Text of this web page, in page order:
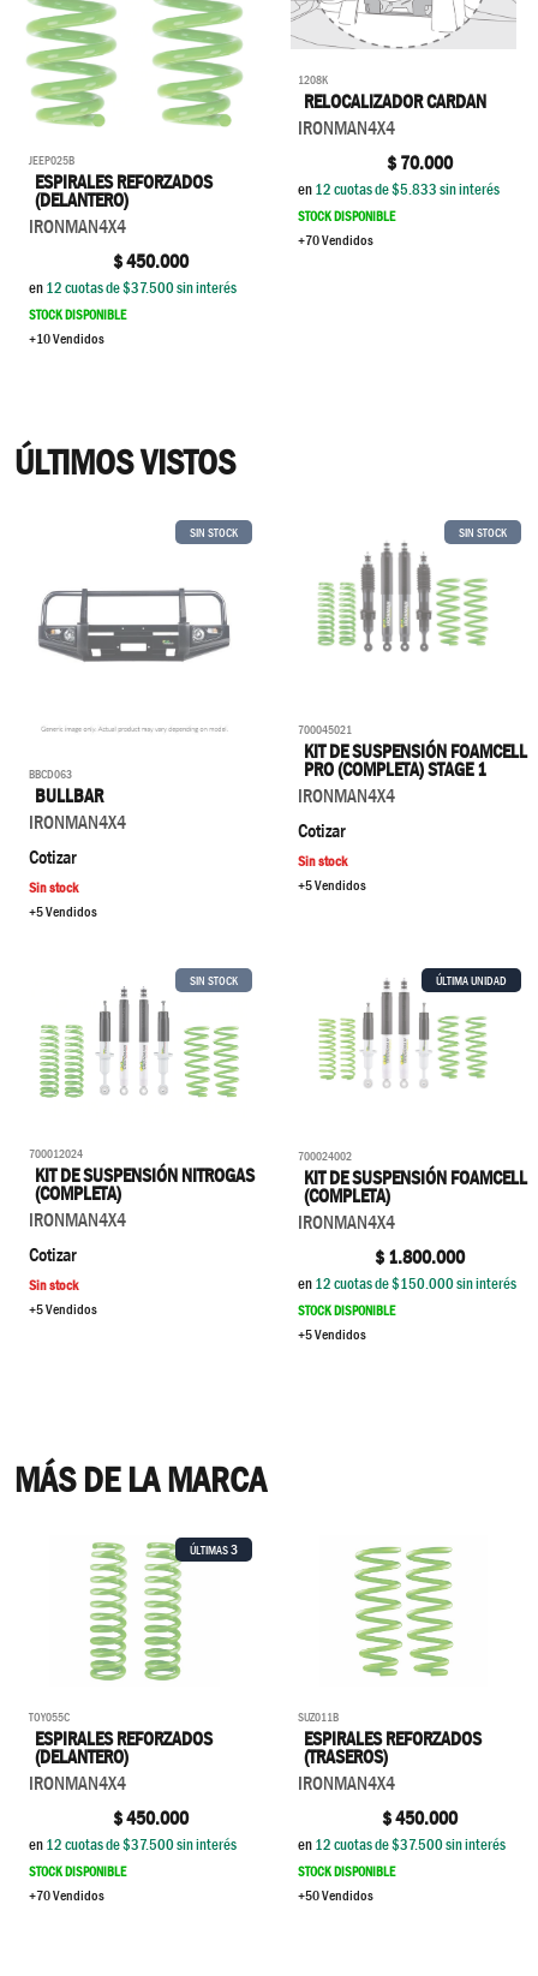
JEEP025B
ESPIRALES REFORZADOS
(DELANTERO)
IRONMAN4X4
$450.000
en12cuotas de $37.500sin interés
STOCK DISPONIBLE
+10 Vendidos
1208K
RELOCALIZADOR CARDAN
IRONMAN4X4
$70.000
en12cuotas de $5.833sin interés
STOCK DISPONIBLE
+70 Vendidos
ÚLTIMOS VISTOS
SIN STOCK
BBCD063
BULLBAR
IRONMAN4X4
Cotizar
Sin stock
+5 Vendidos
SIN STOCK
700045021
KIT DE SUSPENSIÓN FOAMCELL
PRO (COMPLETA) STAGE 1
IRONMAN4X4
Cotizar
Sin stock
+5 Vendidos
SIN STOCK
700012024
KIT DE SUSPENSIÓN NITROGAS
(COMPLETA)
IRONMAN4X4
Cotizar
Sin stock
+5 Vendidos
ÚLTIMA UNIDAD
700024002
KIT DE SUSPENSIÓN FOAMCELL
(COMPLETA)
IRONMAN4X4
$1.800.000
en12cuotas de $150.000sin interés
STOCK DISPONIBLE
+5 Vendidos
MÁS DE LA MARCA
ÚLTIMAS3
TOY055C
ESPIRALES REFORZADOS
(DELANTERO)
IRONMAN4X4
$450.000
en12cuotas de $37.500sin interés
STOCK DISPONIBLE
+70 Vendidos
SUZ011B
ESPIRALES REFORZADOS
(TRASEROS)
IRONMAN4X4
$450.000
en12cuotas de $37.500sin interés
STOCK DISPONIBLE
+50 Vendidos